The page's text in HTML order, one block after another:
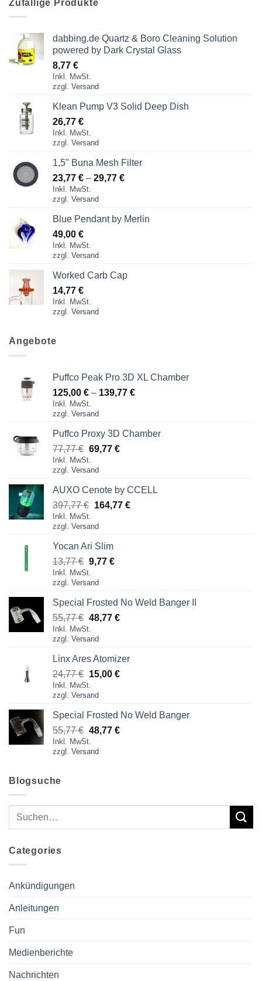
Zufällige Produkte
dabbing.de Quartz & Boro Cleaning Solution
powered by Dark Crystal Glass
8,77 €
Inkl. MwSt.
zzgl. Versand
Klean Pump V3 Solid Deep Dish
26,77 €
Inkl. MwSt.
zzgl. Versand
1,5" Buna Mesh Filter
23,77 € – 29,77 €Preisspanne:
29,77 €
Inkl. MwSt.
zzgl. Versand
Blue Pendant by Merlin
49,00 €
Inkl. MwSt.
zzgl. Versand
Worked Carb Cap
14,77 €
Inkl. MwSt.
zzgl. Versand
Angebote
Puffco Peak Pro 3D XL Chamber
125,00 € – 139,77 €Preisspanne:
139,77 €
Inkl. MwSt.
zzgl. Versand
Puffco Proxy 3D Chamber
77,77€ Ursprünglicher
Preis
war:
77,77 €
69,77 €Aktueller
69,77 €.
Inkl. MwSt.
zzgl. Versand
AUXO Cenote by CCELL
397,77€ Ursprünglicher
war:
397,77 €
164,77 €Aktueller
Inkl. MwSt.
zzgl. Versand
Yocan Ari Slim
13,77€ Ursprünglicher
Preis
war:
13,77 €
9,77 €Aktueller
9,77 €.
Inkl. MwSt.
zzgl. Versand
Special Frosted No Weld Banger II
55,77€ Ursprünglicher
Preis
war:
55,77 €
48,77 €Aktueller
Inkl. MwSt.
zzgl. Versand
Linx Ares Atomizer
24,77€ Ursprünglicher
Preis
war:
24,77 €
15,00 €Aktueller
15,00 €.
Inkl. MwSt.
zzgl. Versand
Special Frosted No Weld Banger
55,77€ Ursprünglicher
Preis
war:
48,77 €Aktueller
Inkl. MwSt.
zzgl. Versand
Blogsuche
Categories
Ankündigungen
Anleitungen
Fun
Medienberichte
Nachrichten